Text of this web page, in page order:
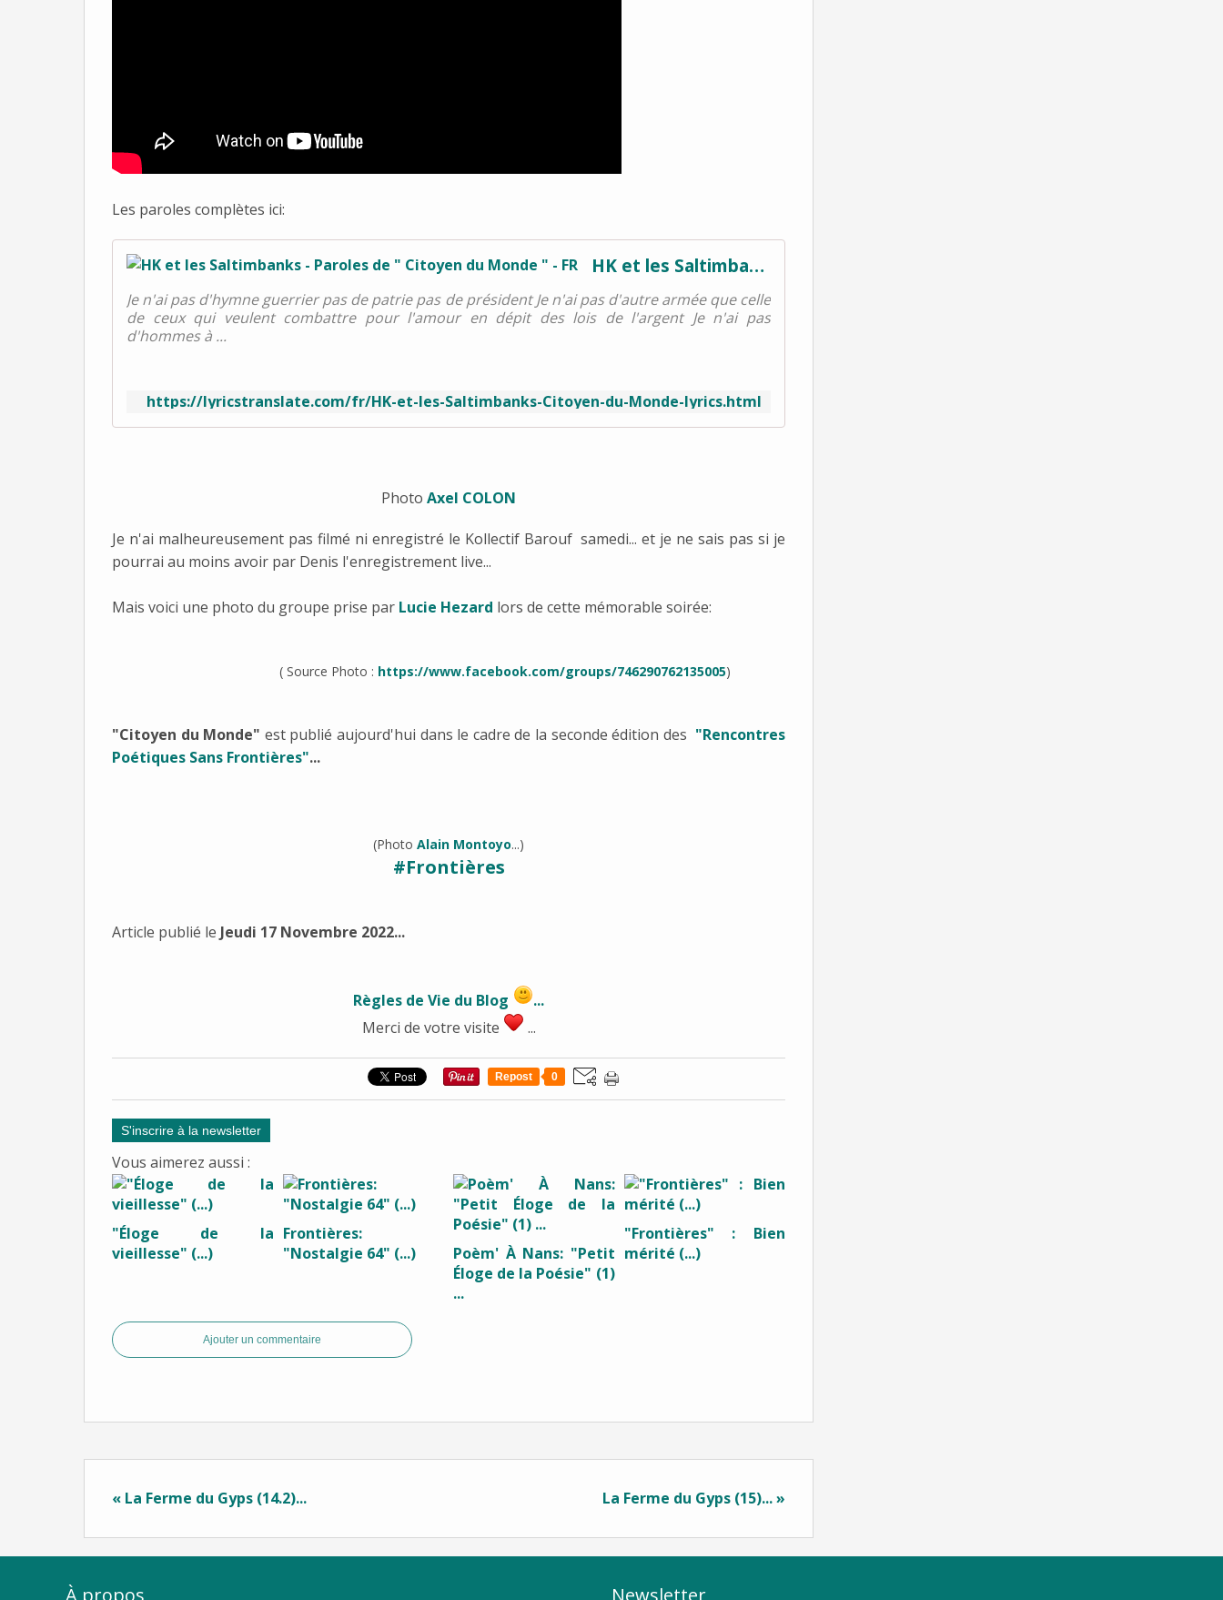
Les paroles complètes ici:
HK et les Saltimbanks - Paroles de " Citoyen du Monde " - FR
Je n'ai pas d'hymne guerrier pas de patrie pas de président Je n'ai pas d'autre armée que celle
de ceux qui veulent combattre pour l'amour en dépit des lois de l'argent Je n'ai pas
d'hommes à ...
https://lyricstranslate.com/fr/HK-et-les-Saltimbanks-Citoyen-du-Monde-lyrics.html
Photo Axel COLON
Je n'ai malheureusement pas filmé ni enregistré le Kollectif Barouf samedi... et je ne sais pas si je
pourrai au moins avoir par Denis l'enregistrement live...
Mais voici une photo du groupe prise par Lucie Hezard lors de cette mémorable soirée:
( Source Photo : https://www.facebook.com/groups/746290762135005)
"Citoyen du Monde" est publié aujourd'hui dans le cadre de la seconde édition des "Rencontres
Poétiques Sans Frontières"...
(Photo Alain Montoyo...)
#Frontières
Article publié le Jeudi 17 Novembre 2022...
Règles de Vie du Blog
...
Merci de votre visite
...
Repost 0
S'inscrire à la newsletter
Vous aimerez aussi :
"Éloge de la
vieillesse" (...)
Frontières:
"Nostalgie 64" (...)
Poèm' À Nans: "Petit
Éloge de la Poésie" (1)
...
"Frontières" : Bien
mérité (...)
Ajouter un commentaire
« La Ferme du Gyps (14.2)... La Ferme du Gyps (15)... »
À propos Newsletter